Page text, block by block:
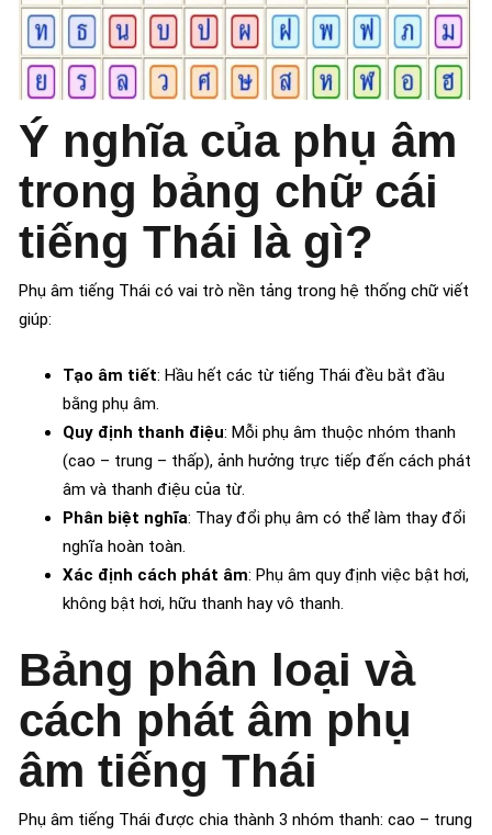
Ý nghĩa của phụ âm
trong bảng chữ cái
tiếng Thái là gì?
Phụ âm tiếng Thái có vai trò nền tảng trong hệ thống chữ viết
giúp:
Tạo âm tiết: Hầu hết các từ tiếng Thái đều bắt đầu
bằng phụ âm.
Quy định thanh điệu: Mỗi phụ âm thuộc nhóm thanh
(cao – trung – thấp), ảnh hưởng trực tiếp đến cách phát
âm và thanh điệu của từ.
Phân biệt nghĩa: Thay đổi phụ âm có thể làm thay đổi
nghĩa hoàn toàn.
Xác định cách phát âm: Phụ âm quy định việc bật hơi,
không bật hơi, hữu thanh hay vô thanh.
Bảng phân loại và
cách phát âm phụ
âm tiếng Thái
Phụ âm tiếng Thái được chia thành 3 nhóm thanh: cao – trung